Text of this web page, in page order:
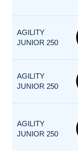
AGILITY
JUNIOR 250
AGILITY
JUNIOR 250
AGILITY
JUNIOR 250